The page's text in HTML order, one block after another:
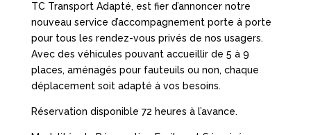
TC Transport Adapté, est fier d’annoncer notre
nouveau service d’accompagnement porte à porte
pour tous les rendez-vous privés de nos usagers.
Avec des véhicules pouvant accueillir de 5 à 9
places, aménagés pour fauteuils ou non, chaque
déplacement soit adapté à vos besoins.
Réservation disponible 72 heures à l’avance.